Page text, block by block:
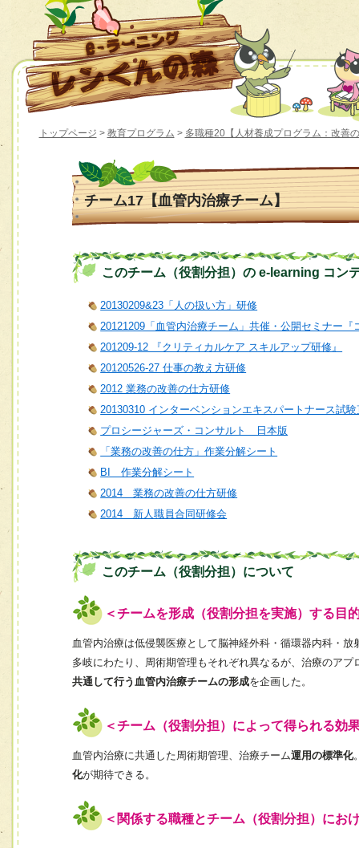
トップページ > 教育プログラム > 多職種20【人材養成プログラム：改善
チーム17【血管内治療チーム】
このチーム（役割分担）の e-learning コン
20130209&23「人の扱い方」研修
20121209「血管内治療チーム」共催・公開セミナー
201209-12 『クリティカルケア スキルアップ研修』
20120526-27 仕事の教え方研修
2012 業務の改善の仕方研修
20130310 インターベンションエキスパートナース試
プロシージャーズ・コンサルト 日本版
「業務の改善の仕方」作業分解シート
BI 作業分解シート
2014 業務の改善の仕方研修
2014 新人職員合同研修会
このチーム（役割分担）について
＜チームを形成（役割分担を実施）する目
血管内治療は低侵襲医療として脳神経外科・循環器内科・
多岐にわたり、周術期管理もそれぞれ異なるが、治療のア
共通して行う血管内治療チームの形成を企画した。
＜チーム（役割分担）によって得られる効
血管内治療に共通した周術期管理、治療チーム運用の標準化
化が期待できる。
＜関係する職種とチーム（役割分担）にお